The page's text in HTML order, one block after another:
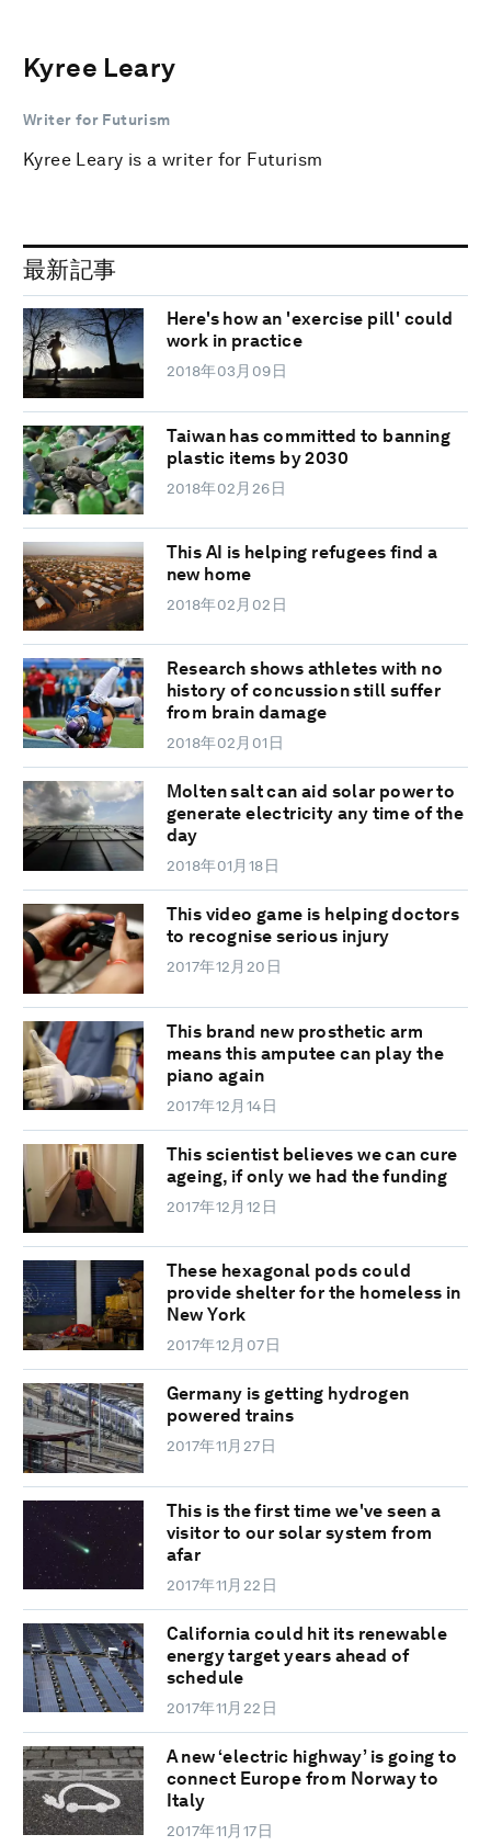
Kyree Leary
Writer for Futurism
Kyree Leary is a writer for Futurism
最新記事
Here's how an 'exercise pill' could
work in practice
2018年03月09日
Taiwan has committed to banning
plastic items by 2030
2018年02月26日
This AI is helping refugees find a
new home
2018年02月02日
Research shows athletes with no
history of concussion still suffer
from brain damage
2018年02月01日
Molten salt can aid solar power to
generate electricity any time of the
day
2018年01月18日
This video game is helping doctors
to recognise serious injury
2017年12月20日
This brand new prosthetic arm
means this amputee can play the
piano again
2017年12月14日
This scientist believes we can cure
ageing, if only we had the funding
2017年12月12日
These hexagonal pods could
provide shelter for the homeless in
New York
2017年12月07日
Germany is getting hydrogen
powered trains
2017年11月27日
This is the first time we've seen a
visitor to our solar system from
afar
2017年11月22日
California could hit its renewable
energy target years ahead of
schedule
2017年11月22日
A new ‘electric highway’ is going to
connect Europe from Norway to
Italy
2017年11月17日